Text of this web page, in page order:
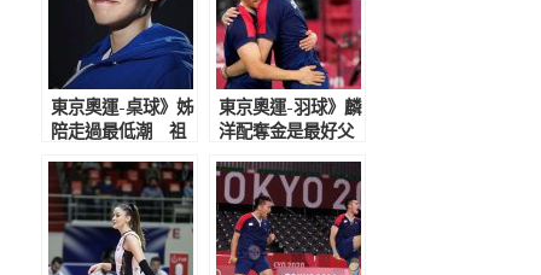
東京奧運-桌球》姊
陪走過最低潮 祖
桌球人生
東京奧運-羽球》麟
洋配奪金是最好父
可思議接到總統電
話秒立正